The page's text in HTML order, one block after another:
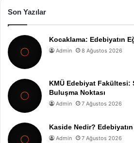
Son Yazılar
Kocaklama: Edebiyatın
Admin 8 Ağustos 2026
KMÜ Edebiyat Fakültesi:
Buluşma Noktası
Admin 7 Ağustos 2026
Kaside Nedir?
Admin 7 Ağustos 2026